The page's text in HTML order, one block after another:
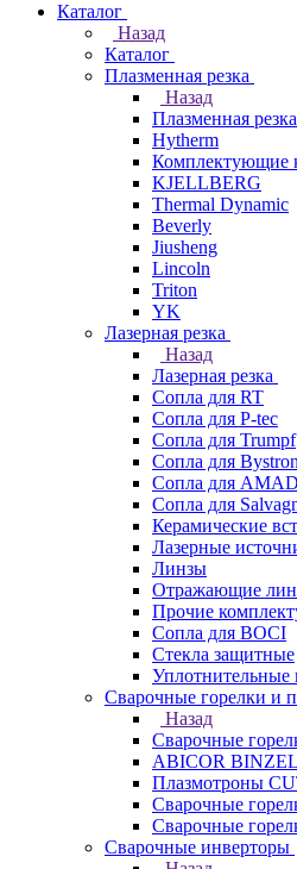
Каталог
Назад
Каталог
Плазменная резка
Назад
Плазменная резка
Hytherm
Комплектующие
KJELLBERG
Thermal Dynamic
Beverly
Jiusheng
Lincoln
Triton
YK
Лазерная резка
Назад
Лазерная резка
Сопла для RT
Сопла для P-tec
Сопла для Trumpf
Сопла для
Сопла для
Сопла для
Керамические
Лазерные
Линзы
Отражающие
Прочие
Сопла для BOCI
Стекла защитные
Уплотнительные
Сварочные горелки и
Назад
Сварочные
ABICOR BINZEL
Плазмотроны
Сварочные
Сварочные
Сварочные инверторы